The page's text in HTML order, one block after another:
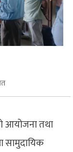
आयोजना तथा
सामुदायिक